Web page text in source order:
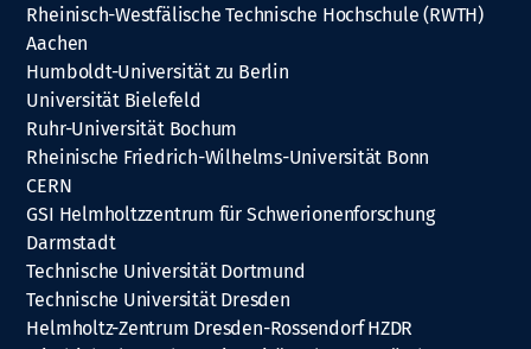
Rheinisch-Westfälische Technische Hochschule (RWTH)
Aachen
Humboldt-Universität zu Berlin
Universität Bielefeld
Ruhr-Universität Bochum
Rheinische Friedrich-Wilhelms-Universität Bonn
CERN
GSI Helmholtzzentrum für Schwerionenforschung
Darmstadt
Technische Universität Dortmund
Technische Universität Dresden
Helmholtz-Zentrum Dresden-Rossendorf HZDR